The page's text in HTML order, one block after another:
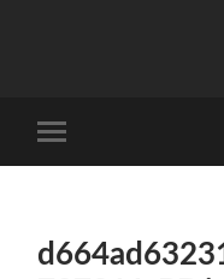
mobile